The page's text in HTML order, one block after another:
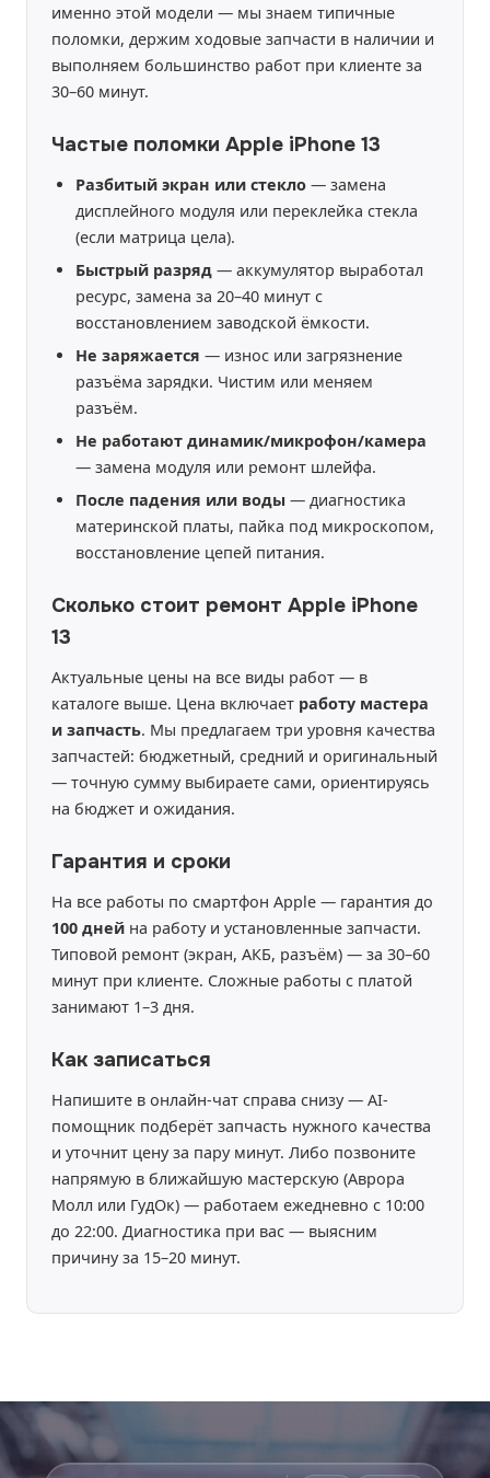
именно этой модели — мы знаем типичные
поломки, держим ходовые запчасти в наличии и
выполняем большинство работ при клиенте за
30–60 минут.
Частые поломки Apple iPhone 13
Разбитый экран или стекло — замена
дисплейного модуля или переклейка стекла
(если матрица цела).
Быстрый разряд — аккумулятор выработал
ресурс, замена за 20–40 минут с
восстановлением заводской ёмкости.
Не заряжается — износ или загрязнение
разъёма зарядки. Чистим или меняем
разъём.
Не работают динамик/микрофон/камера
— замена модуля или ремонт шлейфа.
После падения или воды — диагностика
материнской платы, пайка под микроскопом,
восстановление цепей питания.
Сколько стоит ремонт Apple iPhone
13
Актуальные цены на все виды работ — в
каталоге выше. Цена включает работу мастера
и запчасть. Мы предлагаем три уровня качества
запчастей: бюджетный, средний и оригинальный
— точную сумму выбираете сами, ориентируясь
на бюджет и ожидания.
Гарантия и сроки
На все работы по смартфон Apple — гарантия до
100 дней на работу и установленные запчасти.
Типовой ремонт (экран, АКБ, разъём) — за 30–60
минут при клиенте. Сложные работы с платой
занимают 1–3 дня.
Как записаться
Напишите в онлайн-чат справа снизу — AI-
помощник подберёт запчасть нужного качества
и уточнит цену за пару минут. Либо позвоните
напрямую в ближайшую мастерскую (Аврора
Молл или ГудОк) — работаем ежедневно с 10:00
до 22:00. Диагностика при вас — выясним
причину за 15–20 минут.